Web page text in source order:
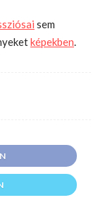
sem
képekben.